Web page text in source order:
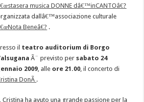
musica DONNE dâ€™inCANTOâ€?
dallâ€™associazione culturale
Beneâ€? .
il teatro auditorium di Borgo
Ã¨ previsto per sabato 24
2009 , alle ore 21.00 , il concerto di
DonÃ .
Cristina ha avuto una grande passione per la